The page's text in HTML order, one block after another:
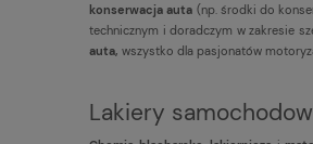
konserwacja auta (np. środki do
technicznym i doradczym w zakresie
auta, wszystko dla pasjonatów
Lakiery